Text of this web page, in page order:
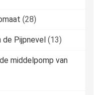
(28)
de Pijpnevel (13)
middelpomp van